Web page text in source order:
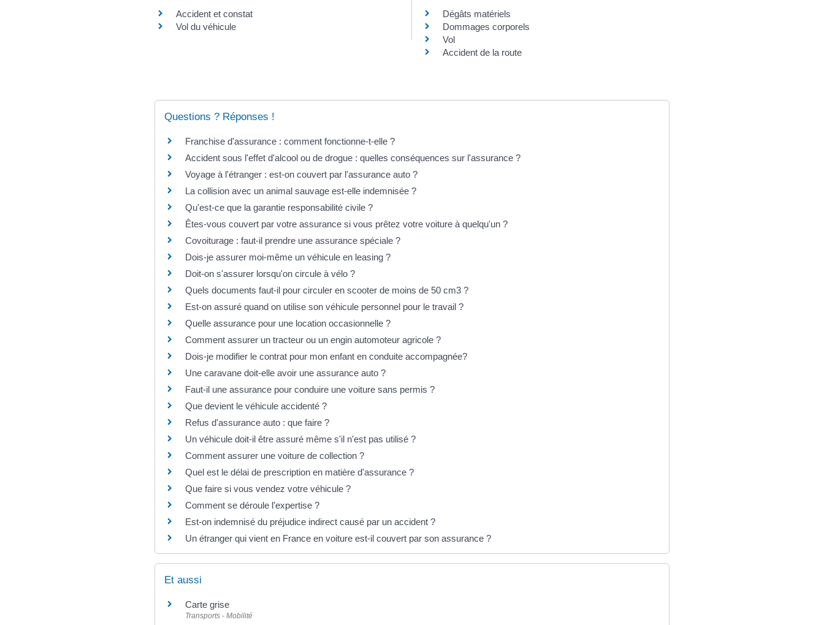
Accident et constat
Vol du véhicule
Dégâts matériels
Dommages corporels
Vol
Accident de la route
Questions ? Réponses !
Franchise d'assurance : comment fonctionne-t-elle ?
Accident sous l'effet d'alcool ou de drogue : quelles conséquences sur l'assurance ?
Voyage à l'étranger : est-on couvert par l'assurance auto ?
La collision avec un animal sauvage est-elle indemnisée ?
Qu'est-ce que la garantie responsabilité civile ?
Êtes-vous couvert par votre assurance si vous prêtez votre voiture à quelqu'un ?
Covoiturage : faut-il prendre une assurance spéciale ?
Dois-je assurer moi-même un véhicule en leasing ?
Doit-on s'assurer lorsqu'on circule à vélo ?
Quels documents faut-il pour circuler en scooter de moins de 50 cm3 ?
Est-on assuré quand on utilise son véhicule personnel pour le travail ?
Quelle assurance pour une location occasionnelle ?
Comment assurer un tracteur ou un engin automoteur agricole ?
Dois-je modifier le contrat pour mon enfant en conduite accompagnée?
Une caravane doit-elle avoir une assurance auto ?
Faut-il une assurance pour conduire une voiture sans permis ?
Que devient le véhicule accidenté ?
Refus d'assurance auto : que faire ?
Un véhicule doit-il être assuré même s'il n'est pas utilisé ?
Comment assurer une voiture de collection ?
Quel est le délai de prescription en matière d'assurance ?
Que faire si vous vendez votre véhicule ?
Comment se déroule l'expertise ?
Est-on indemnisé du préjudice indirect causé par un accident ?
Un étranger qui vient en France en voiture est-il couvert par son assurance ?
Et aussi
Carte grise
Transports - Mobilité